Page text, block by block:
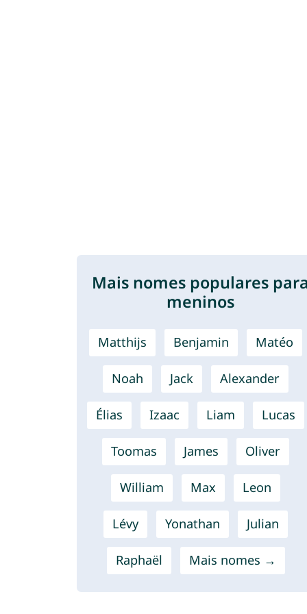
Mais nomes populares
meninos
Matthijs Benjamin Matéo
Noah Jack Alexander
Élias Izaac Liam Lucas
Toomas James Oliver
William Max Leon
Lévy Yonathan Julian
Raphaël Mais nomes →